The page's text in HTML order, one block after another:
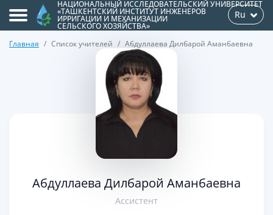
НАЦИОНАЛЬНЫЙ ИССЛЕДОВАТЕЛЬСКИЙ УНИВЕРСИТЕТ
«ТАШКЕНТСКИЙ ИНСТИТУТ ИНЖЕНЕРОВ
ИРРИГАЦИИ И МЕХАНИЗАЦИИ
СЕЛЬСКОГО ХОЗЯЙСТВА»
Ru
Главная Список учителей Абдуллаева Дилбарой Аманбаевна
Абдуллаева Дилбарой Аманбаевна
Ассистент